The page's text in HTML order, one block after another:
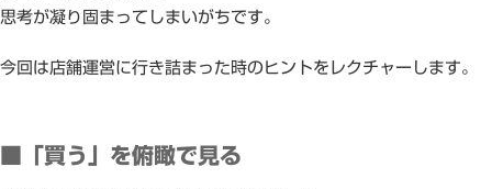
思考が凝り固まってしまいがちです。
今回は店舗運営に行き詰まった時のヒントをレクチャーします。
■「買う」を俯瞰で見る